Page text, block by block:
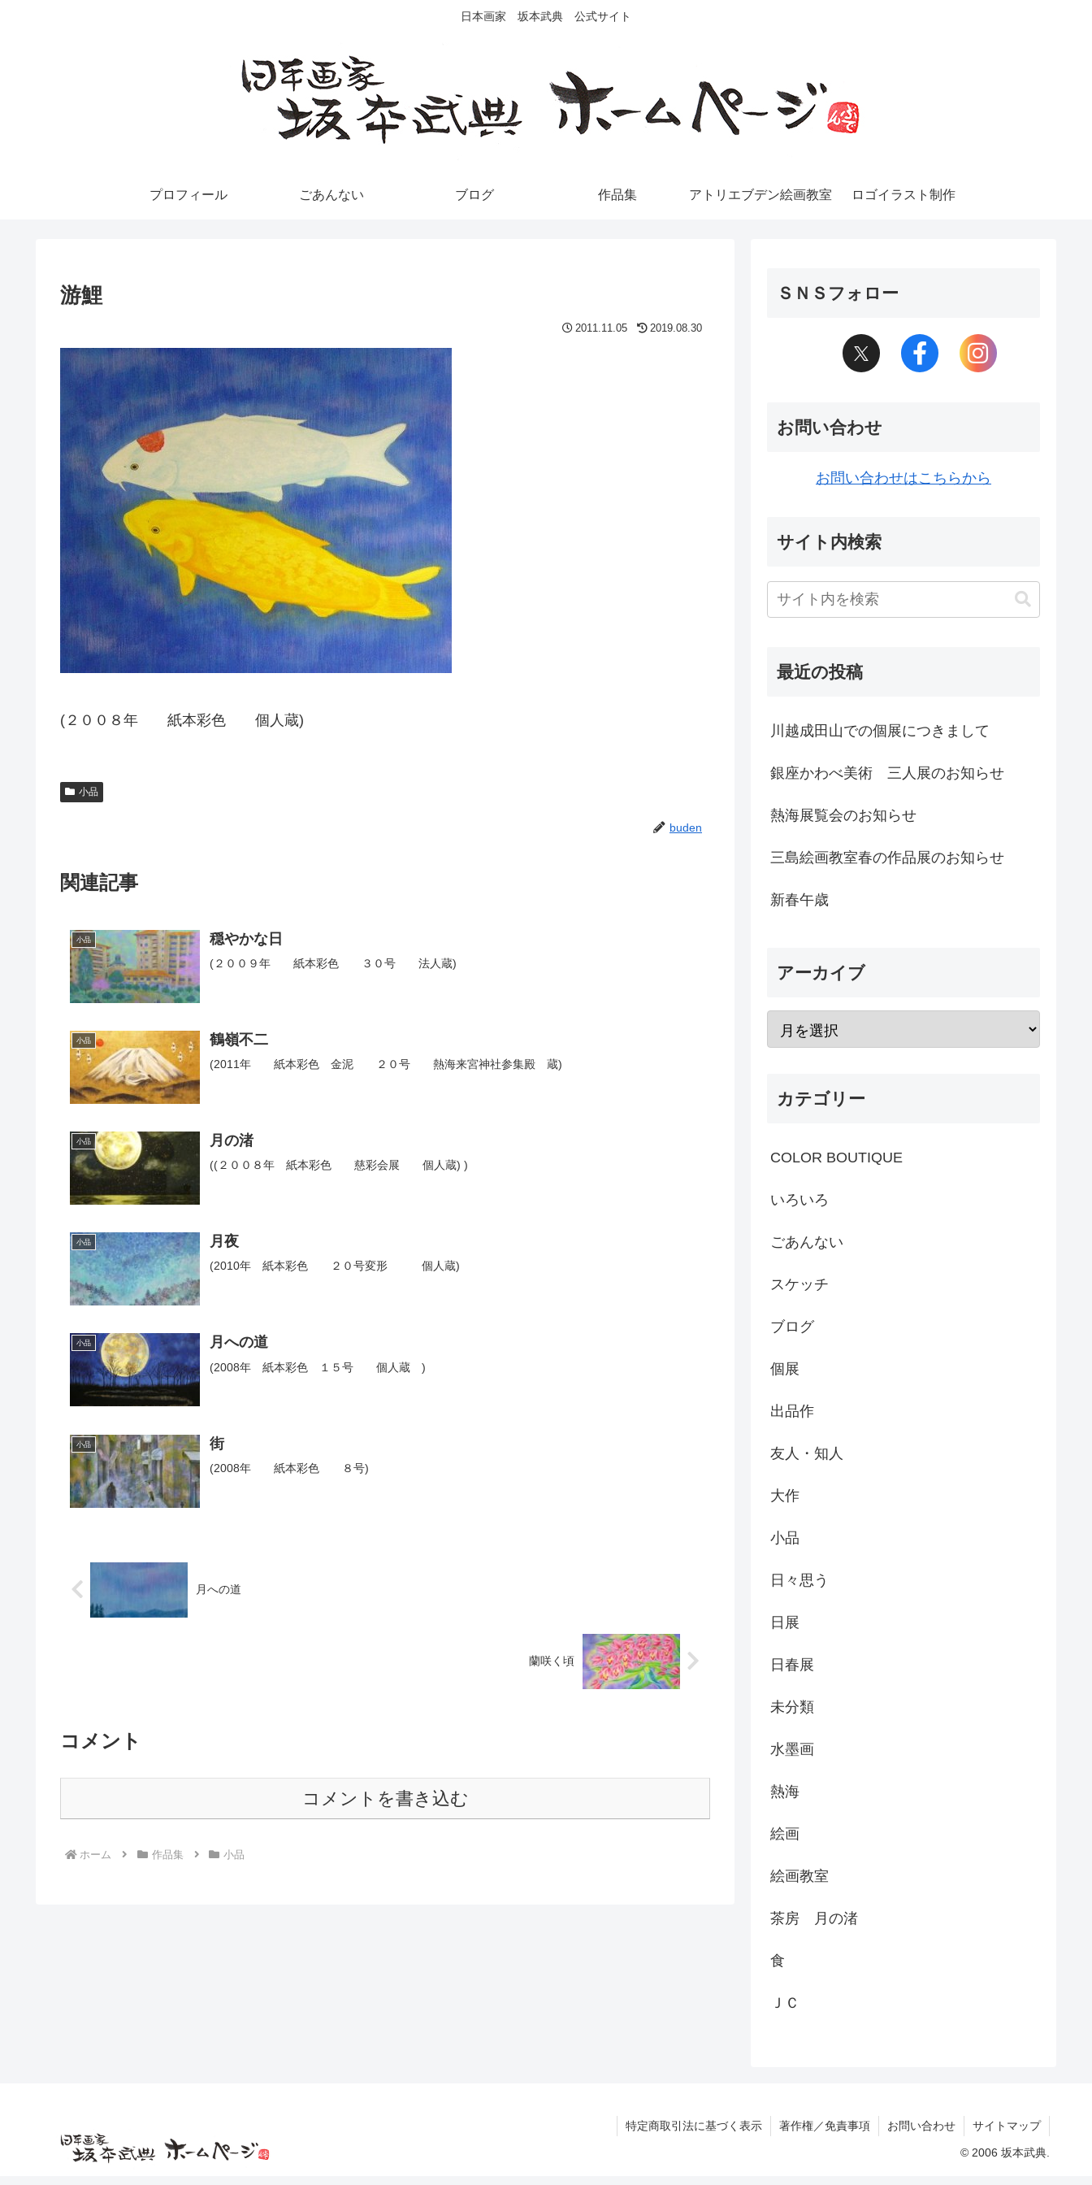
日本画家 坂本武典 公式サイト
プロフィール ごあんない ブログ 作品集 アトリエブデン絵画教室 ロゴイラスト制作
游鯉
2011.11.05 2019.08.30
(２００８年 紙本彩色 個人蔵)
小品
buden
関連記事
小品 穏やかな日
(２００９年 紙本彩色 ３０号 法人蔵)
小品 鶴嶺不二
(2011年 紙本彩色 金泥 ２０号 熱海来宮神社参集殿 蔵)
小品 月の渚
((２００８年 紙本彩色 慈彩会展 個人蔵) )
小品 月夜
(2010年 紙本彩色 ２０号変形 個人蔵)
小品 月への道
(2008年 紙本彩色 １５号 個人蔵 )
小品 街
(2008年 紙本彩色 ８号)
月への道
蘭咲く頃
コメント
コメントを書き込む
ホーム 作品集 小品
ＳＮＳフォロー
お問い合わせ
お問い合わせはこちらから
サイト内検索
最近の投稿
川越成田山での個展につきまして
銀座かわべ美術 三人展のお知らせ
熱海展覧会のお知らせ
三島絵画教室春の作品展のお知らせ
新春午歳
アーカイブ
カテゴリー
COLOR BOUTIQUE
いろいろ
ごあんない
スケッチ
ブログ
個展
出品作
友人・知人
大作
小品
日々思う
日展
日春展
未分類
水墨画
熱海
絵画
絵画教室
茶房 月の渚
食
ＪＣ
特定商取引法に基づく表示 著作権／免責事項 お問い合わせ サイトマップ
© 2006 坂本武典.